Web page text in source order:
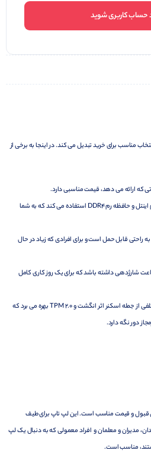
حساب کاربری شوید
یک انتخاب مناسب برای خرید تبدیل می کند. در اینجا به برخی از
که ارائه می دهد، قیمت مناسبی دارد.
دل 5470 از پردازنده های نسل ششم اینتل و حافظه رم DDR4 استفاده می کند که به شما
وزن 1.8 کیلوگرم، به راحتی قابل حمل است و برای افرادی که زیاد در حال
این لپ تاپ می تواند تا 7 ساعت شارژدهی داشته باشد که برای یک روز کاری کامل
این لپ تاپ از ویژگی های امنیتی مختلفی از جمله اسکنر اثر انگشت و TPM 2.0 بهره می برد که
دور نگه دارد.
قابل قبول و قیمت مناسب است. این لپ تاپ برای طیف
مدیران و معلمان و افراد معمولی که به دنبال یک لپ
مناسب است.